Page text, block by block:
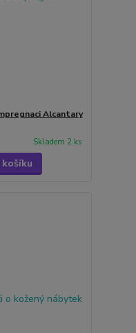
Alcantary
Skladem 2 ks